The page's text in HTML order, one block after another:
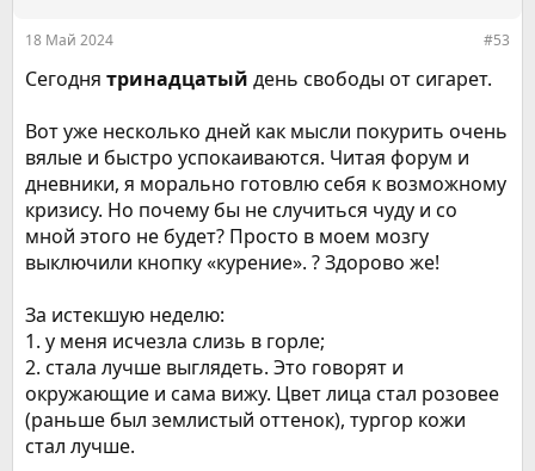
18 Май 2024 #53
Сегодня тринадцатый день свободы от сигарет.
Вот уже несколько дней как мысли покурить очень
вялые и быстро успокаиваются. Читая форум и
дневники, я морально готовлю себя к возможному
кризису. Но почему бы не случиться чуду и со
мной этого не будет? Просто в моем мозгу
выключили кнопку «курение». ? Здорово же!
За истекшую неделю:
1. у меня исчезла слизь в горле;
2. стала лучше выглядеть. Это говорят и
окружающие и сама вижу. Цвет лица стал розовее
(раньше был землистый оттенок), тургор кожи
стал лучше.